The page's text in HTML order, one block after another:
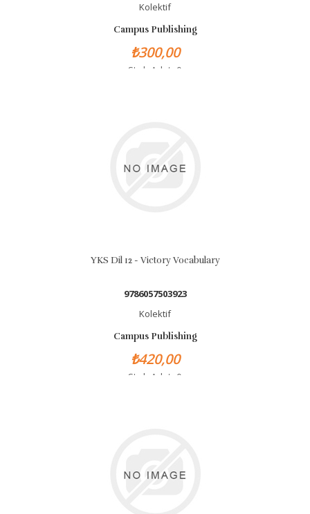
Kolektif
Campus Publishing
₺300,00
Stok Adet: 0
YKS Dil 12 - Victory Vocabulary
9786057503923
Kolektif
Campus Publishing
₺420,00
Stok Adet: 0